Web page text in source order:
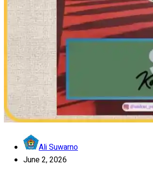
Ali Suwarno
June 2, 2026